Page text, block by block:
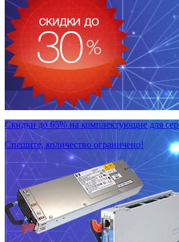
Скидки до 65% на комплектующие для
Спешите, количество ограничено!